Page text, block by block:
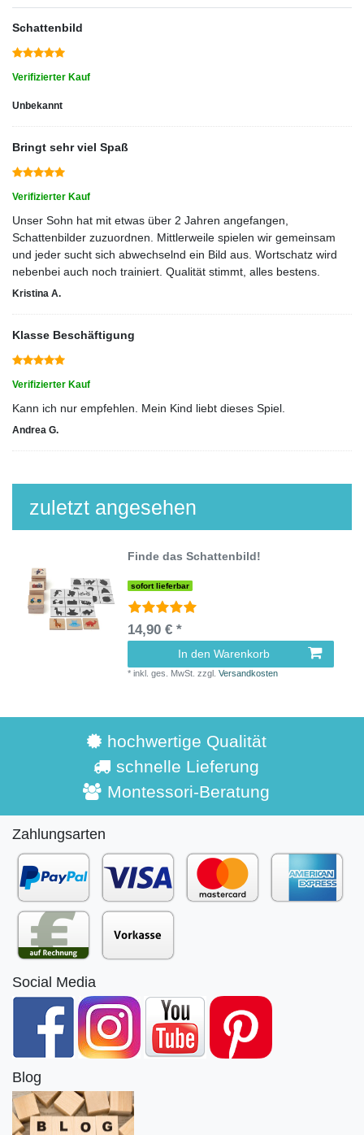
Schattenbild
Verifizierter Kauf
Unbekannt
Bringt sehr viel Spaß
Verifizierter Kauf
Unser Sohn hat mit etwas über 2 Jahren angefangen,
Schattenbilder zuzuordnen. Mittlerweile spielen wir gemeinsam
und jeder sucht sich abwechselnd ein Bild aus. Wortschatz wird
nebenbei auch noch trainiert. Qualität stimmt, alles bestens.
Kristina A.
Klasse Beschäftigung
Verifizierter Kauf
Kann ich nur empfehlen. Mein Kind liebt dieses Spiel.
Andrea G.
zuletzt angesehen
Finde das Schattenbild!
sofort lieferbar
14,90 € *
In den Warenkorb
*inkl. ges. MwSt. zzgl.Versandkosten
hochwertige Qualität
schnelle Lieferung
Montessori-Beratung
Zahlungsarten
Social Media
Blog